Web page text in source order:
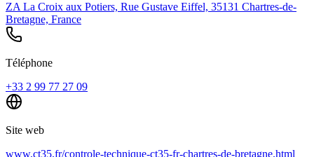
ZA La Croix aux Potiers, Rue Gustave Eiffel, 35131 Chartres-de-
Bretagne, France
Téléphone
+33 2 99 77 27 09
Site web
www.ct35.fr/controle-technique-ct35-fr-chartres-de-bretagne.html